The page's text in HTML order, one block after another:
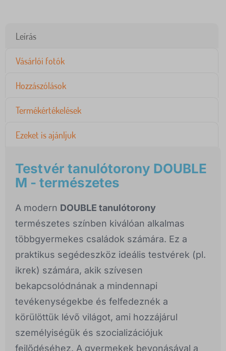
Leírás
Vásárlói fotók
Hozzászólások
Termékértékelések
Ezeket is ajánljuk
Testvér tanulótorony DOUBLE
M - természetes
A modern DOUBLE tanulótorony
természetes színben kiválóan alkalmas
többgyermekes családok számára. Ez a
praktikus segédeszköz ideális testvérek (pl.
ikrek) számára, akik szívesen
bekapcsolódnának a mindennapi
tevékenységekbe és felfedeznék a
körülöttük lévő világot, ami hozzájárul
személyiségük és szocializációjuk
fejlődéséhez. A gyermekek bevonásával a